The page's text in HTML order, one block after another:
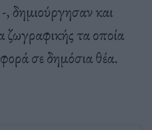
δημιούργησαν και
τα οποία
σε δημόσια θέα.